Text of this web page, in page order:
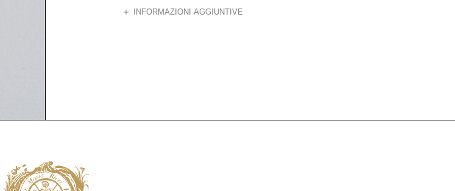
INFORMAZIONI AGGIUNTIVE